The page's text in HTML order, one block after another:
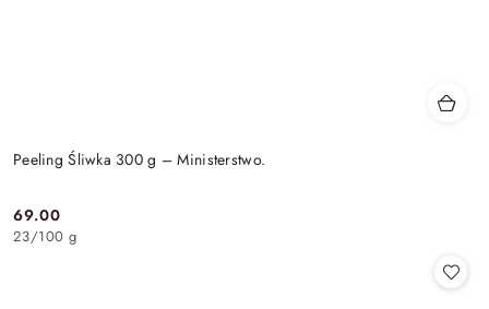
Peeling Śliwka 300 g – Ministerstwo.
Cena:
69.00
23/100 g